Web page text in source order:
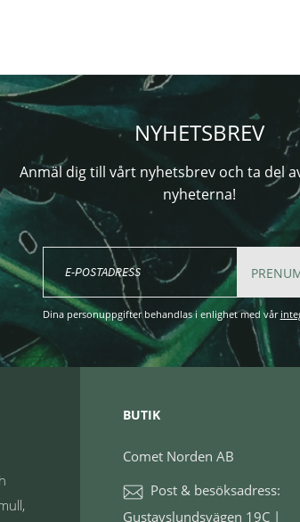
NYHETSBREV
Anmäl dig till vårt nyhetsbrev och ta del
nyheterna!
Dina personuppgifter behandlas i enlighet med vår
BUTIK
Comet Norden AB
Post & besöksadress:
Gustavslundsvägen 19C |